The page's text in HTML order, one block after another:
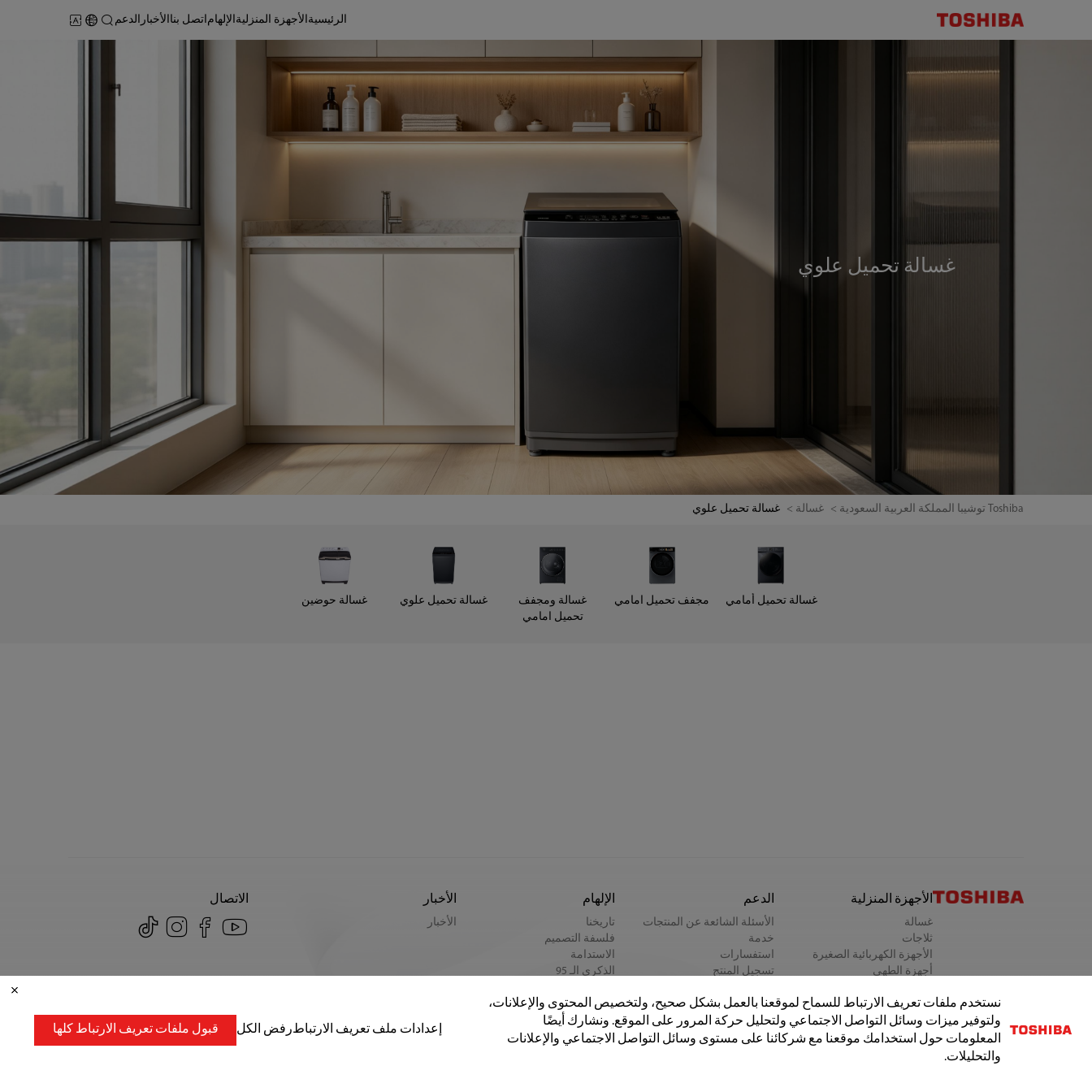
Giặt
الرئيسية الأجهزة المنزلية الإلهام اتصل بنا الأخبار الدعم
غسالة تحميل علوي
Toshiba توشيبا المملكة العربية السعودية غسالة غسالة تحميل علوي
غسالة تحميل أمامي مجفف تحميل امامي
غسالة ومجفف
تحميل امامي
غسالة تحميل علوي غسالة حوضين
الأجهزة المنزلية
غسالة
ثلاجات
الأجهزة الكهربائية الصغيرة
أجهزة الطهي
موزع المياه
مكنسة كهربائية
الدعم
الأسئلة الشائعة عن المنتجات
خدمة
استفسارات
تسجيل المنتج
الإلهام
تاريخنا
فلسفة التصميم
الاستدامة
الذكرى الـ 95
الأخبار
الأخبار
الاتصال
جميع حقوق الطبع والنشر محفوظة لشركة توشيبا لايف ستايل لمنتجات وخدمات 2026.
نستخدم ملفات تعريف الارتباط للسماح لموقعنا بالعمل بشكل صحيح، ولتخصيص المحتوى والإعلانات،
ولتوفير ميزات وسائل التواصل الاجتماعي ولتحليل حركة المرور على الموقع. ونشارك أيضًا
المعلومات حول استخدامك موقعنا مع شركائنا على مستوى وسائل التواصل الاجتماعي والإعلانات
والتحليلات.
إعدادات ملف تعريف الارتباطرفض الكل قبول ملفات تعريف الارتباط كلها